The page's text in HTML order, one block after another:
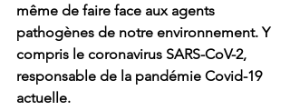
même de faire face aux agents
pathogènes de notre environnement. Y
compris le coronavirus SARS-CoV-2,
responsable de la pandémie Covid-19
actuelle.